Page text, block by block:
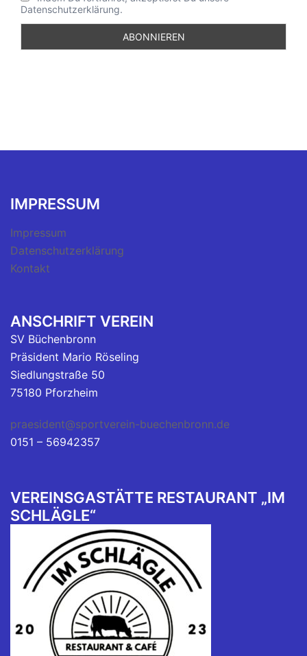
Datenschutzerklärung.
IMPRESSUM
Impressum
Datenschutzerklärung
Kontakt
ANSCHRIFT VEREIN
SV Büchenbronn
Präsident Mario Röseling
Siedlungstraße 50
75180 Pforzheim
praesident@sportverein-buechenbronn.de
0151 – 56942357
VEREINSGASTÄTTE RESTAURANT „IM
SCHLÄGLE“